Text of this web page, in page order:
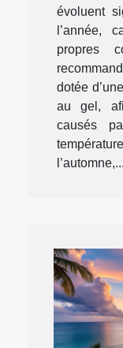
évoluent
l’année,
propres
dotée
au gel,
causés
l’automne,...